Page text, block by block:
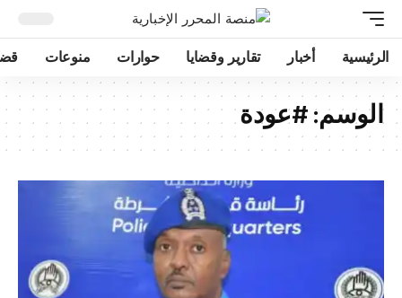
الرئيسية أخبار تقارير وقضايا حوارات منوعات
الوسم: #عودة